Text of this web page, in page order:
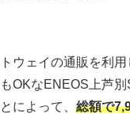
ウェイの通販を利
OKなENEOS上芦別
によって、 総額で